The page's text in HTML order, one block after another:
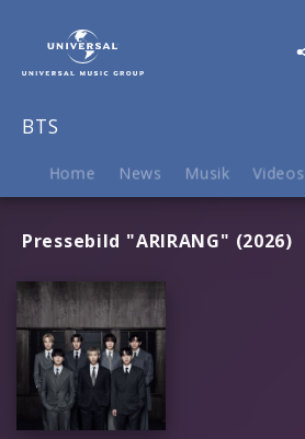
BTS
Home News Musik Videos
Pressebild "ARIRANG" (2026)